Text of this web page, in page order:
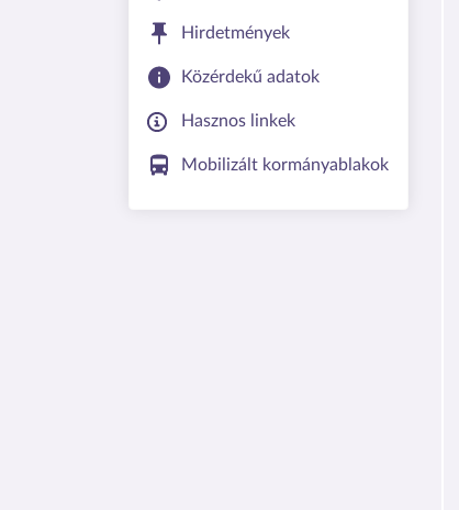
Hirdetmények
Közérdekű adatok
Hasznos linkek
Mobilizált kormányablakok